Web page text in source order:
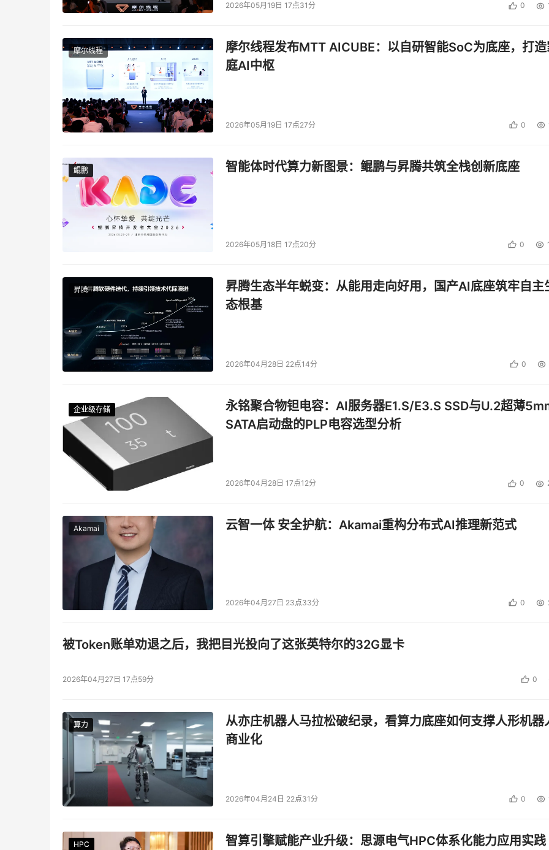
2026年05月19日 17点31分 0
摩尔线程
摩尔线程发布MTT AICUBE：以自研智能SoC为底座，打
庭AI中枢
2026年05月19日 17点27分 0
鲲鹏
鲲鹏 智能体时代算力新图景：鲲鹏与昇腾共筑全栈创新底座
2026年05月18日 17点20分 0
昇腾
昇腾生态半年蜕变：从能用走向好用，国产AI底座筑牢自主
态根基
2026年04月28日 22点14分 0
企业级存储
企业级存储
企业级存储
企业级存储
永铭聚合物钽电容：AI服务器E1.S/E3.S SSD与U.2超薄
SATA启动盘的PLP电容选型分析
2026年04月28日 17点12分 0
Akamai 云智一体 安全护航：Akamai重构分布式AI推理新范式
2026年04月27日 23点33分 0
被Token账单劝退之后，我把目光投向了这张英特尔的32G显卡
2026年04月27日 17点59分 0
算力
算力
从亦庄机器人马拉松破纪录，看算力底座如何支撑人形机器
商业化
2026年04月24日 22点31分 0
HPC
HPC
HPC
HPC
HPC
HPC 智算引擎赋能产业升级：思源电气HPC体系化能力应用实践